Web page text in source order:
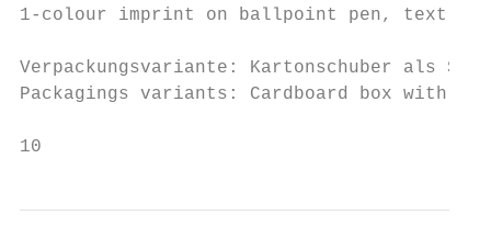
1-colour imprint on ballpoint pen,
Verpackungsvariante: Kartonschuber als
Packagings variants: Cardboard box
10